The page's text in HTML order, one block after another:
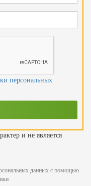
персональных
и не является
данных с помощью